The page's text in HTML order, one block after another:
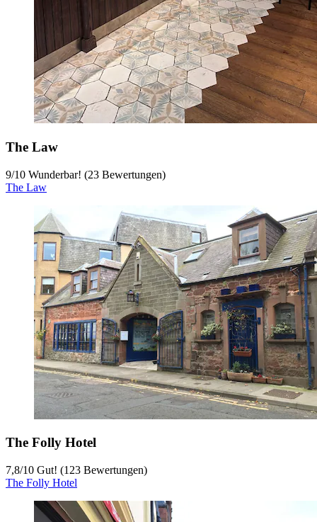
The Law
9/10 Wunderbar! (23 Bewertungen)
The Law
The Folly Hotel
7,8/10 Gut! (123 Bewertungen)
The Folly Hotel